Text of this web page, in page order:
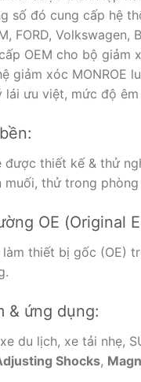
số đó cung cấp hệ
FORD,
OEM cho bộ
giảm xóc
lái ưu việt, mức độ
được thiết kế & thử
muối, thử trong
OE (Original
thiết bị gốc (OE)
& ứng dụng:
du lịch, xe tải nhẹ,
Shocks,